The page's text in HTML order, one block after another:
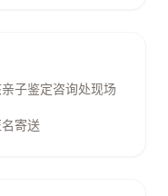
子鉴定咨询处现场
寄送